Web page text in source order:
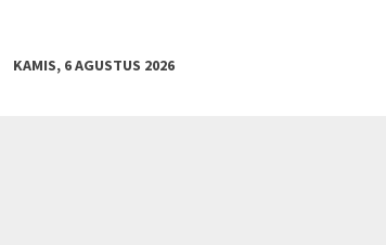
KAMIS, 6 AGUSTUS 2026